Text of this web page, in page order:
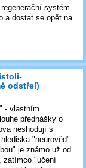
systém
a dostat se opět na
odstřel)
- vlastním
přednášky o
neshodují s
"neurověd"
je známo už od
zatímco "učení